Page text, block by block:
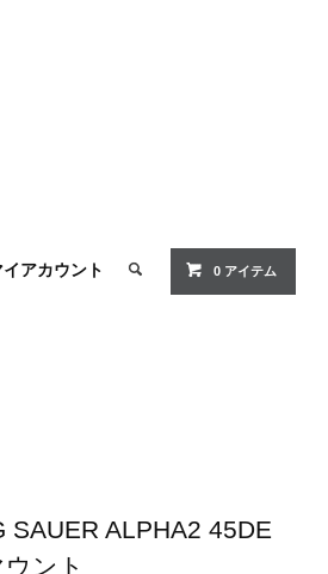
イアカウント 0 アイテム
SAUER ALPHA2 45DE
ント